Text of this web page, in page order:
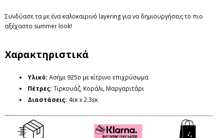
Συνδύασε τα με ένα καλοκαιρινό layering για να δημιουργήσεις το πιο
αξέχαστο summer look!
Χαρακτηριστικά
Υλικό: Ασήμι 925ο με κίτρινο επιχρύσωμα
Πέτρες: Τιρκουάζ, Κοράλι, Μαργαριτάρι
Διαστάσεις: 4εκ x 2.3εκ